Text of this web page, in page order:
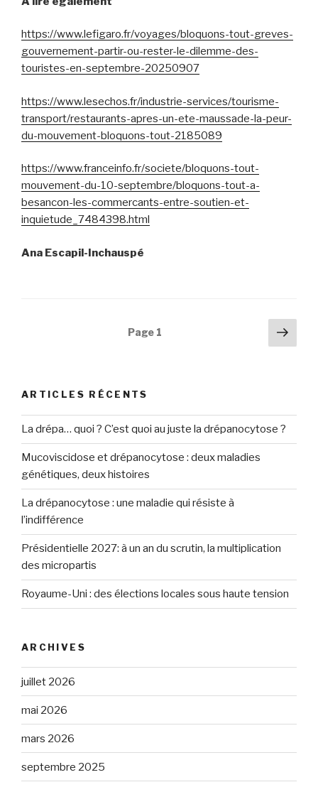
https://www.lefigaro.fr/voyages/bloquons-tout-greves-
gouvernement-partir-ou-rester-le-dilemme-des-
touristes-en-septembre-20250907
https://www.lesechos.fr/industrie-services/tourisme-
transport/restaurants-apres-un-ete-maussade-la-peur-
du-mouvement-bloquons-tout-2185089
https://www.franceinfo.fr/societe/bloquons-tout-
mouvement-du-10-septembre/bloquons-tout-a-
besancon-les-commercants-entre-soutien-et-
inquietude_7484398.html
Ana Escapil-Inchauspé
Page 1
ARTICLES RÉCENTS
La drépa… quoi ? C’est quoi au juste la drépanocytose ?
Mucoviscidose et drépanocytose : deux maladies
génétiques, deux histoires
La drépanocytose : une maladie qui résiste à
l’indifférence
Présidentielle 2027: à un an du scrutin, la multiplication
des micropartis
Royaume-Uni : des élections locales sous haute tension
ARCHIVES
juillet 2026
mai 2026
mars 2026
septembre 2025